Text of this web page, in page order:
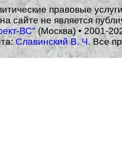
правовые
сайте не является
ВС"(Москва) • 2001-
Славинский В. Ч.Все